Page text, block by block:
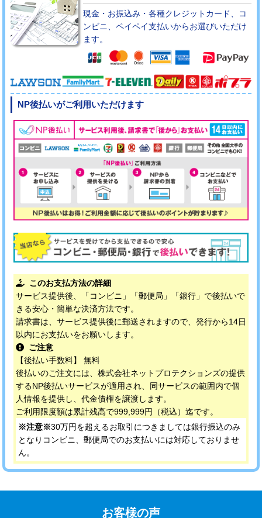
現金・お振込み・各種クレジットカード、コ
ンビニ、ペイペイ支払いからお選びいただけ
ます。
NP後払いがご利用いただけます
このお支払方法の詳細
サービス提供後、「コンビニ」「郵便局」「銀行」で後払いで
きる安心・簡単な決済方法です。
請求書は、サービス提供後に郵送されますので、発行から14日
以内にお支払いをお願いします。
ご注意
【後払い手数料】 無料
後払いのご注文には、株式会社ネットプロテクションズの提供
するNP後払いサービスが適用され、同サービスの範囲内で個
人情報を提供し、代金債権を譲渡します。
ご利用限度額は累計残高で999,999円（税込）迄です。
※注意※30万円を超えるお取引につきましては銀行振込のみ
となりコンビニ、郵便局でのお支払いには対応しておりませ
ん。
お客様の声